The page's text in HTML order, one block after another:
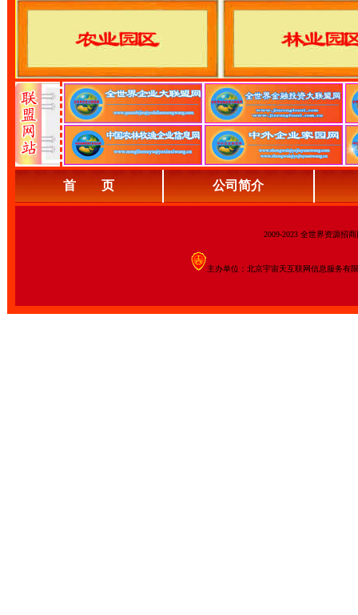
首 页 公司简介
2009-2023 全世界资源招
主办单位：北京宇宙天互联网信息服务有